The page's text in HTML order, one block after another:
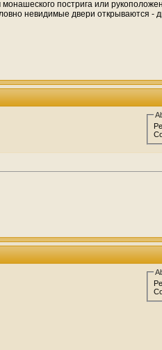
пострига или
невидимые двери открываются -